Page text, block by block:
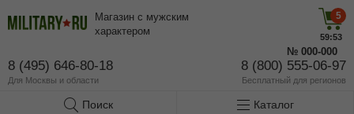
Магазин с мужским
характером
8 (495) 646-80-18
Для Москвы и области
8 (800) 555-06-97
Бесплатный для регионов
5
59:52
№ 000-000
Поиск Каталог